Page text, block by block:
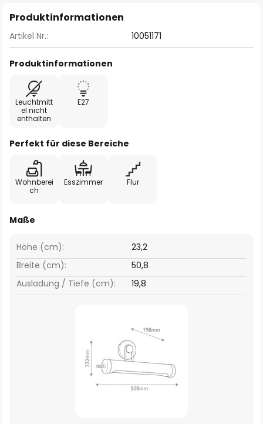
Produktinformationen
Artikel Nr.: 10051171
Produktinformationen
Leuchtmitt
el nicht
enthalten
E27
Perfekt für diese Bereiche
Wohnberei
ch
Esszimmer Flur
Maße
Breite (cm): 50,8
Höhe (cm): 23,2
Ausladung / Tiefe (cm): 19,8